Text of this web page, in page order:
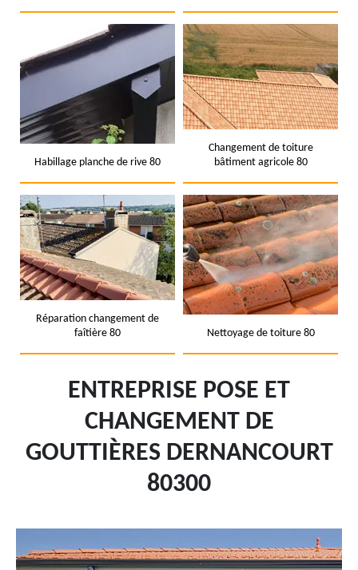
Habillage planche de rive 80
Changement de toiture
bâtiment agricole 80
Réparation changement de
faîtière 80
Nettoyage de toiture 80
ENTREPRISE POSE ET
CHANGEMENT DE
GOUTTIÈRES DERNANCOURT
80300